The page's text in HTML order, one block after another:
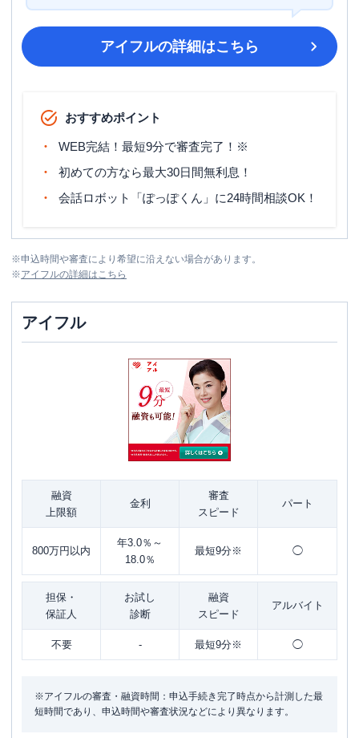
アイフルの詳細はこちら
おすすめポイント
WEB完結！最短9分で審査完了！※
初めての方なら最大30日間無利息！
会話ロボット「ぽっぽくん」に24時間相談OK！
※申込時間や審査により希望に沿えない場合があります。
※アイフルの詳細はこちら
アイフル
融資
上限額
金利
審査
スピード
パート
800万円以内
年3.0％～
18.0％
最短9分※ ◯
担保・
保証人
お試し
診断
融資
スピード
アルバイト
不要 - 最短9分※ ◯
※アイフルの審査・融資時間：申込手続き完了時点から計測した最
短時間であり、申込時間や審査状況などにより異なります。